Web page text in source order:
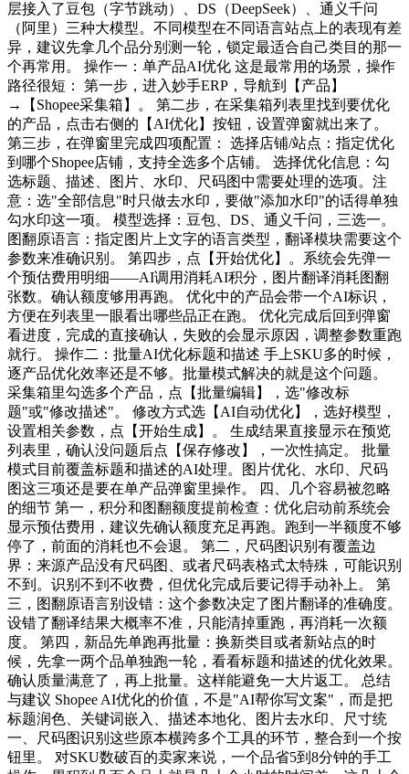
层接入了豆包（字节跳动）、DS（DeepSeek）、通义千问
（阿里）三种大模型。不同模型在不同语言站点上的表现有差
异，建议先拿几个品分别测一轮，锁定最适合自己类目的那一
个再常用。 操作一：单产品AI优化 这是最常用的场景，操作
路径很短： 第一步，进入妙手ERP，导航到【产品】
→【Shopee采集箱】。 第二步，在采集箱列表里找到要优化
的产品，点击右侧的【AI优化】按钮，设置弹窗就出来了。
第三步，在弹窗里完成四项配置： 选择店铺/站点：指定优化
到哪个Shopee店铺，支持全选多个店铺。 选择优化信息：勾
选标题、描述、图片、水印、尺码图中需要处理的选项。注
意：选"全部信息"时只做去水印，要做"添加水印"的话得单独
勾水印这一项。 模型选择：豆包、DS、通义千问，三选一。
图翻原语言：指定图片上文字的语言类型，翻译模块需要这个
参数来准确识别。 第四步，点【开始优化】。系统会先弹一
个预估费用明细——AI调用消耗AI积分，图片翻译消耗图翻
张数。确认额度够用再跑。 优化中的产品会带一个AI标识，
方便在列表里一眼看出哪些品正在跑。 优化完成后回到弹窗
看进度，完成的直接确认，失败的会显示原因，调整参数重跑
就行。 操作二：批量AI优化标题和描述 手上SKU多的时候，
逐产品优化效率还是不够。批量模式解决的就是这个问题。
采集箱里勾选多个产品，点【批量编辑】，选"修改标
题"或"修改描述"。 修改方式选【AI自动优化】，选好模型，
设置相关参数，点【开始生成】。 生成结果直接显示在预览
列表里，确认没问题后点【保存修改】，一次性搞定。 批量
模式目前覆盖标题和描述的AI处理。图片优化、水印、尺码
图这三项还是要在单产品弹窗里操作。 四、几个容易被忽略
的细节 第一，积分和图翻额度提前检查：优化启动前系统会
显示预估费用，建议先确认额度充足再跑。跑到一半额度不够
停了，前面的消耗也不会退。 第二，尺码图识别有覆盖边
界：来源产品没有尺码图、或者尺码表格式太特殊，可能识别
不到。识别不到不收费，但优化完成后要记得手动补上。 第
三，图翻原语言别设错：这个参数决定了图片翻译的准确度。
设错了翻译结果大概率不准，只能清掉重跑，再消耗一次额
度。 第四，新品先单跑再批量：换新类目或者新站点的时
候，先拿一两个品单独跑一轮，看看标题和描述的优化效果。
确认质量满意了，再上批量。这样能避免一大片返工。 总结
与建议 Shopee AI优化的价值，不是"AI帮你写文案"，而是把
标题润色、关键词嵌入、描述本地化、图片去水印、尺寸统
一、尺码图识别这些原本横跨多个工具的环节，整合到一个按
钮里。 对SKU数破百的卖家来说，一个品省5到8分钟的手工